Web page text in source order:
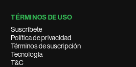
TÉRMINOS DE USO
Suscríbete
Política de privacidad
Términos de suscripción
Tecnología
T&C